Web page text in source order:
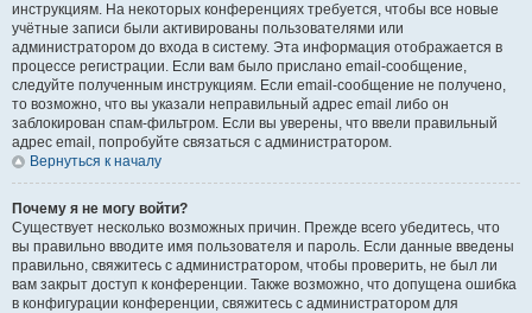
инструкциям. На некоторых конференциях требуется, чтобы все новые
учётные записи были активированы пользователями или
администратором до входа в систему. Эта информация отображается в
процессе регистрации. Если вам было прислано email-сообщение,
следуйте полученным инструкциям. Если email-сообщение не получено,
то возможно, что вы указали неправильный адрес email либо он
заблокирован спам-фильтром. Если вы уверены, что ввели правильный
адрес email, попробуйте связаться с администратором.
Вернуться к началу
Почему я не могу войти?
Существует несколько возможных причин. Прежде всего убедитесь, что
вы правильно вводите имя пользователя и пароль. Если данные введены
правильно, свяжитесь с администратором, чтобы проверить, не был ли
вам закрыт доступ к конференции. Также возможно, что допущена ошибка
в конфигурации конференции, свяжитесь с администратором для